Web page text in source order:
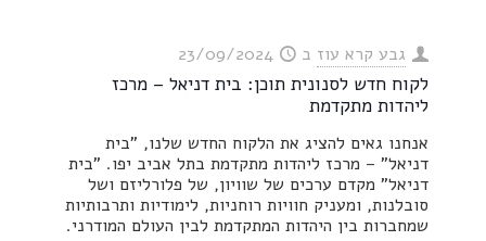
גבע קרא עוז ב 23/09/2024
לקוח חדש לסנונית תוכן: בית דניאל – מרכז
ליהדות מתקדמת
אנחנו גאים להציג את הלקוח החדש שלנו, "בית
דניאל" – מרכז ליהדות מתקדמת בתל אביב יפו. "בית
דניאל" מקדם ערכים של שוויון, של פלורליזם ושל
סובלנות, ומעניק חוויות רוחניות, לימודיות ותרבותיות
שמחברות בין היהדות המתקדמת לבין העולם המודרני.